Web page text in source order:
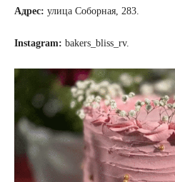
Адрес: улица Соборная, 283.
Instagram: bakers_bliss_rv.